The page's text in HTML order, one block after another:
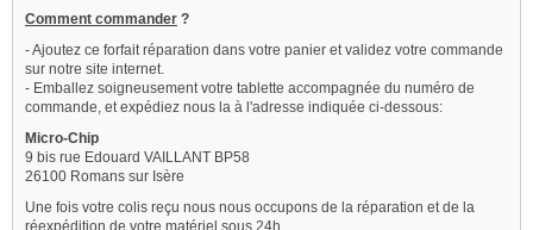
Comment commander ?
- Ajoutez ce forfait réparation dans votre panier et validez votre commande
sur notre site internet.
- Emballez soigneusement votre tablette accompagnée du numéro de
commande, et expédiez nous la à l'adresse indiquée ci-dessous:
Micro-Chip
9 bis rue Edouard VAILLANT BP58
26100 Romans sur Isère
Une fois votre colis reçu nous nous occupons de la réparation et de la
réexpédition de votre matériel sous 24h.